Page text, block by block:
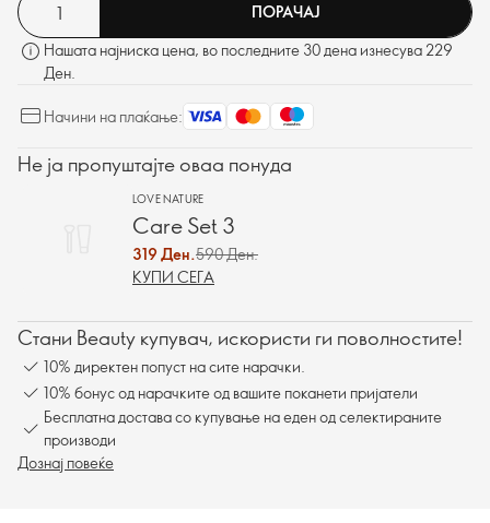
ПОРАЧАЈ
Нашата најниска цена, во последните 30 дена изнесува 229
Ден.
Начини на плаќање:
Не ја пропуштајте оваа понуда
LOVE NATURE
Care Set 3
319 Ден.590 Ден.
КУПИ СЕГА
Стани Beauty купувач, искористи ги поволностите!
10% директен попуст на сите нарачки.
10% бонус од нарачките од вашите поканети пријатели
Бесплатна достава со купување на еден од селектираните
производи
Дознај повеќе